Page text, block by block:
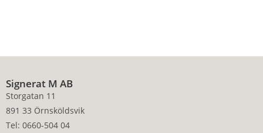
Signerat M AB
Storgatan 11
891 33 Örnsköldsvik
Tel: 0660-504 04